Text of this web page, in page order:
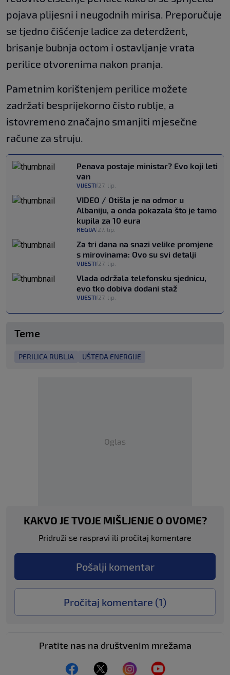
pojava plijesni i neugodnih mirisa. Preporučuje
se tjedno čišćenje ladice za deterdžent,
brisanje bubnja octom i ostavljanje vrata
perilice otvorenima nakon pranja.
Pametnim korištenjem perilice možete
zadržati besprijekorno čisto rublje, a
istovremeno značajno smanjiti mjesečne
račune za struju.
Penava postaje ministar? Evo koji leti
van
VIJESTI 27. lip.
VIDEO / Otišla je na odmor u
Albaniju, a onda pokazala što je tamo
kupila za 10 eura
REGIJA 27. lip.
Za tri dana na snazi velike promjene
s mirovinama: Ovo su svi detalji
VIJESTI 27. lip.
Vlada održala telefonsku sjednicu,
evo tko dobiva dodani staž
VIJESTI 27. lip.
Teme
PERILICA RUBLJA UŠTEDA ENERGIJE
Oglas
KAKVO JE TVOJE MIŠLJENJE O OVOME?
Pridruži se raspravi ili pročitaj komentare
Pošalji komentar
Pročitaj komentare (1)
Pratite nas na društvenim mrežama